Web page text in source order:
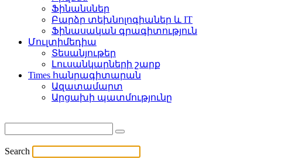
Ֆինանսներ
Բարձր տեխնոլոգիաներ և IT
Ֆինասական գրագիտություն
Մուլտիմեդիա
Տեսանյութեր
Լուսանկարների շարք
Times հանրագիտարան
Ազատամարտ
Արցախի պատմությունը
Search